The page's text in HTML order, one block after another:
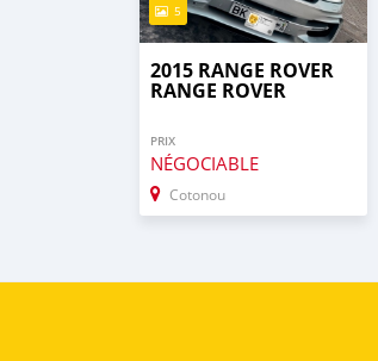
5
2015 RANGE ROVER
RANGE ROVER
PRIX
NÉGOCIABLE
Cotonou